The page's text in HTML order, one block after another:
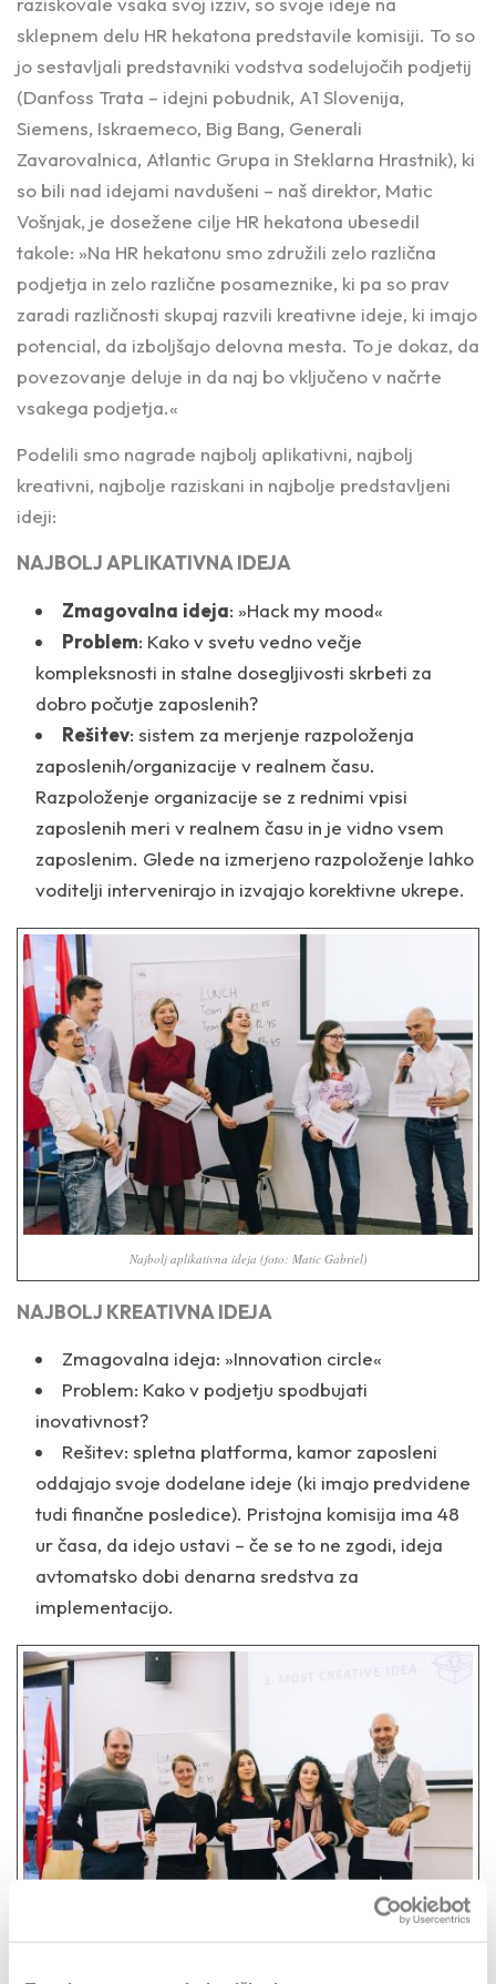
sklepnem delu HR hekatona predstavile komisiji. To so
jo sestavljali predstavniki vodstva sodelujočih podjetij
(Danfoss Trata – idejni pobudnik, A1 Slovenija,
Siemens, Iskraemeco, Big Bang, Generali
Zavarovalnica, Atlantic Grupa in Steklarna Hrastnik), ki
so bili nad idejami navdušeni – naš direktor, Matic
Vošnjak, je dosežene cilje HR hekatona ubesedil
takole: »Na HR hekatonu smo združili zelo različna
podjetja in zelo različne posameznike, ki pa so prav
zaradi različnosti skupaj razvili kreativne ideje, ki imajo
potencial, da izboljšajo delovna mesta. To je dokaz, da
povezovanje deluje in da naj bo vključeno v načrte
vsakega podjetja.«
Podelili smo nagrade najbolj aplikativni, najbolj
kreativni, najbolje raziskani in najbolje predstavljeni
ideji:
NAJBOLJ APLIKATIVNA IDEJA
Zmagovalna ideja: »Hack my mood«
Problem: Kako v svetu vedno večje
kompleksnosti in stalne dosegljivosti skrbeti za
dobro počutje zaposlenih?
Rešitev: sistem za merjenje razpoloženja
zaposlenih/organizacije v realnem času.
Razpoloženje organizacije se z rednimi vpisi
zaposlenih meri v realnem času in je vidno vsem
zaposlenim. Glede na izmerjeno razpoloženje lahko
voditelji intervenirajo in izvajajo korektivne ukrepe.
Najbolj aplikativna ideja (foto: Matic Gabriel)
NAJBOLJ KREATIVNA IDEJA
Zmagovalna ideja: »Innovation circle«
Problem: Kako v podjetju spodbujati
inovativnost?
Rešitev: spletna platforma, kamor zaposleni
oddajajo svoje dodelane ideje (ki imajo predvidene
tudi finančne posledice). Pristojna komisija ima 48
ur časa, da idejo ustavi – če se to ne zgodi, ideja
avtomatsko dobi denarna sredstva za
implementacijo.